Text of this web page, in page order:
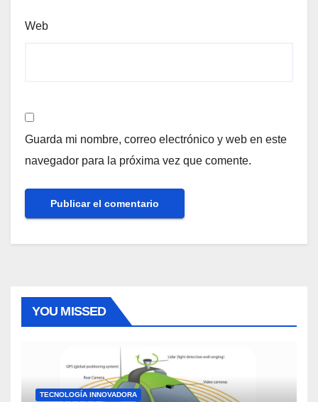
Web
Guarda mi nombre, correo electrónico y web en este
navegador para la próxima vez que comente.
YOU MISSED
TECNOLOGÍA INNOVADORA